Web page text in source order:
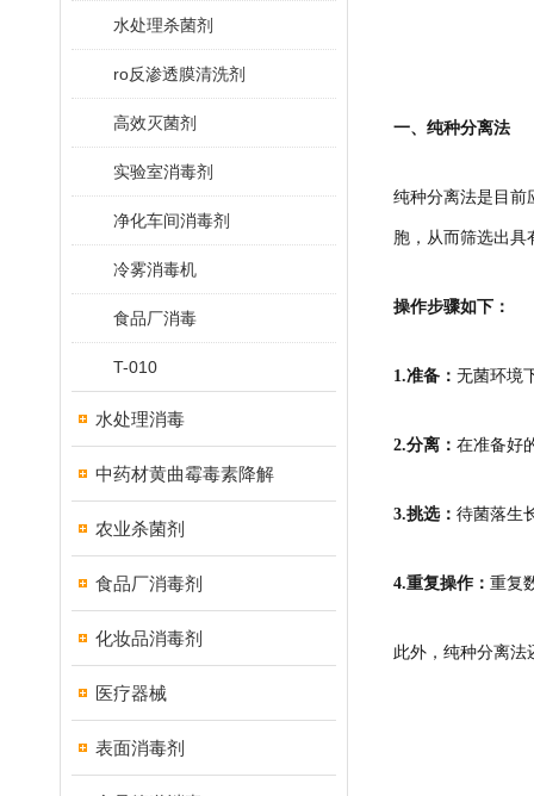
水处理杀菌剂
ro反渗透膜清洗剂
高效灭菌剂
实验室消毒剂
净化车间消毒剂
冷雾消毒机
食品厂消毒
T-010
水处理消毒
中药材黄曲霉毒素降解
农业杀菌剂
食品厂消毒剂
化妆品消毒剂
医疗器械
表面消毒剂
一、纯种分离法
纯种分离法是目前
胞，从而筛选出具
操作步骤如下：
1.准备： 无菌环境
2.分离： 在准备好
3.挑选： 待菌落生
4.重复操作： 重复
此外，纯种分离法